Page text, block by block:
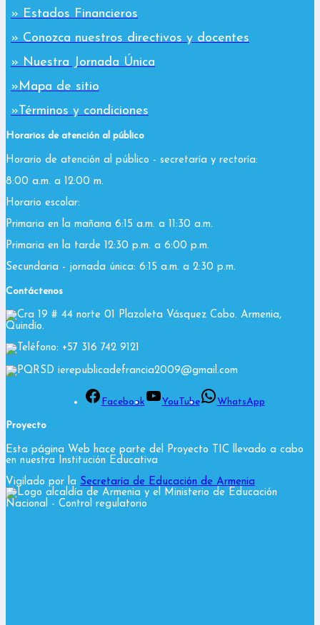
» Estados Financieros
» Conozca nuestros directivos y docentes
» Nuestra Jornada Única
»Mapa de sitio
»Términos y condiciones
Horarios de atención al público
Horario de atención al público - secretaría y rectoría:
8:00 a.m. a 12:00 m.
Horario escolar:
Primaria en la mañana 6:15 a.m. a 11:30 a.m.
Primaria en la tarde 12:30 p.m. a 6:00 p.m.
Secundaria - jornada única: 6:15 a.m. a 2:30 p.m.
Contáctenos
Cra 19 # 44 norte 01 Plazoleta Vásquez Cobo. Armenia,
Quindío.
Teléfono: +57 316 742 9121
PQRSD ierepublicadefrancia2009@gmail.com
Facebook YouTube WhatsApp
Proyecto
Esta página Web hace parte del Proyecto TIC llevado a cabo
en nuestra Institución Educativa
Vigilado por la Secretaría de Educación de Armenia
y el Ministerio de Educación
Nacional - Control regulatorio